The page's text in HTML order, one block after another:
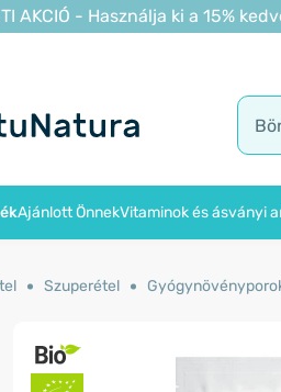
AKCIÓ - Használja ki a 15%
Ajánlott ÖnnekVitaminok és ásványi
Szuperétel